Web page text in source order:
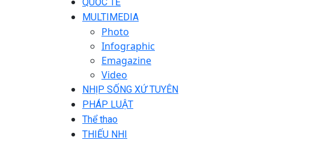
MULTIMEDIA
Photo
Infographic
Emagazine
Video
NHỊP SỐNG XỨ TUYÊN
PHÁP LUẬT
Thể thao
THIẾU NHI